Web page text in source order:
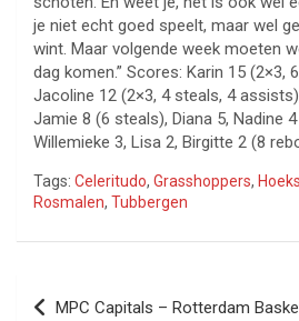
je niet echt goed speelt, maar wel
wint. Maar volgende week moeten
dag komen.” Scores: Karin 15 (2×3,
Jacoline 12 (2×3, 4 steals, 4
Jamie 8 (6 steals), Diana 5, Nadine
Willemieke 3, Lisa 2, Birgitte 2 (8
Tags: Celeritudo, Grasshoppers,
Rosmalen, Tubbergen
Bericht
MPC Capitals – Rotterdam